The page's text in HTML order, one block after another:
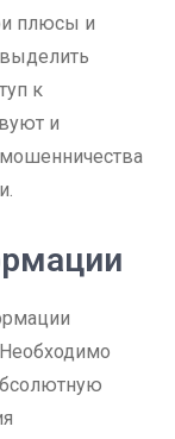
плюсы и
к
и
Необходимо